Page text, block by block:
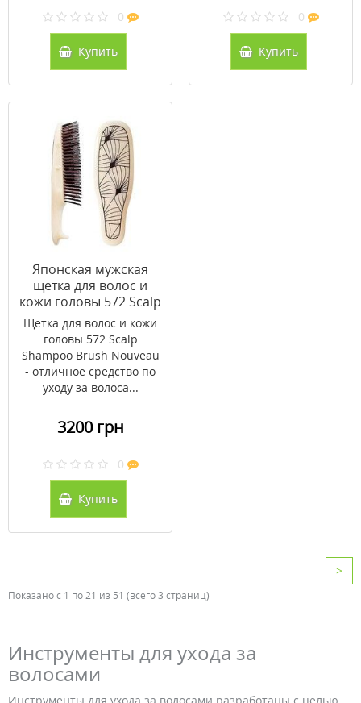
0
Купить
0
Купить
Японская мужская
щетка для волос и
кожи головы 572 Scalp
Shampoo Brush
Nouveau
Щетка для волос и кожи
головы 572 Scalp
Shampoo Brush Nouveau
- отличное средство по
уходу за волоса...
3200 грн
0
Купить
>
Показано с 1 по 21 из 51 (всего 3 страниц)
Инструменты для ухода за
волосами